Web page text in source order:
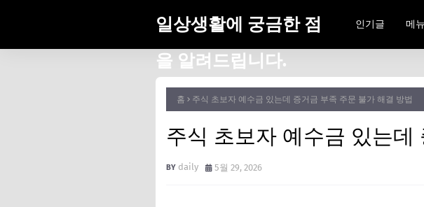
일상생활에 궁금한 점
을 알려드립니다.
인기글 메
홈 주식 초보자 예수금 있는데 증거금 부족 주문 불가 해결 방법
주식 초보자 예수금 있는데
daily 5월 29, 2026